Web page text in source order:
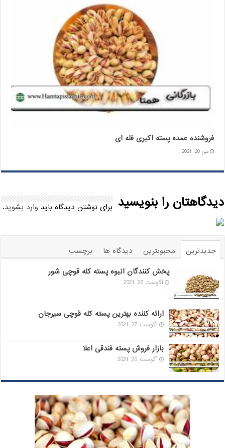
فروشنده عمده پسته اکبری فله ای
می 20, 2021
دیدگاهتان را بنویسید برای نوشتن دیدگاه باید وارد بشوید.
جدیدترین محبوبترین دیدگاه ها
برچسب
پخش کنندگان انبوه پسته کله قوچی شور
آگوست 28, 2021
ارائه کننده بهترین پسته کله قوچی سیرجان
آگوست 27, 2021
بازار فروش پسته فندقی اعلا
آگوست 26, 2021